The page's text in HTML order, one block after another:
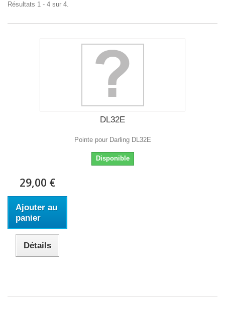
Résultats 1 - 4 sur 4.
DL32E
Pointe pour Darling DL32E
Disponible
29,00 €
Ajouter au
panier
Détails